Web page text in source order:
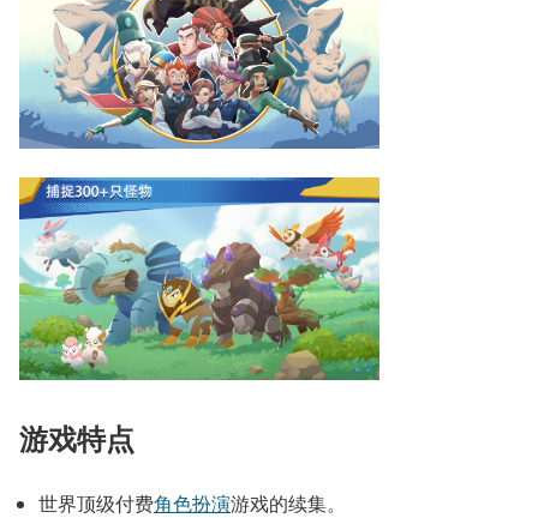
游戏特点
世界顶级付费角色扮演游戏的续集。